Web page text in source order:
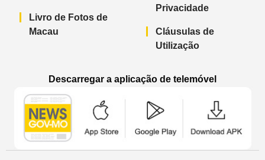
Livro de Fotos de
Macau
Privacidade
Cláusulas de
Utilização
Descarregar a aplicação de telemóvel